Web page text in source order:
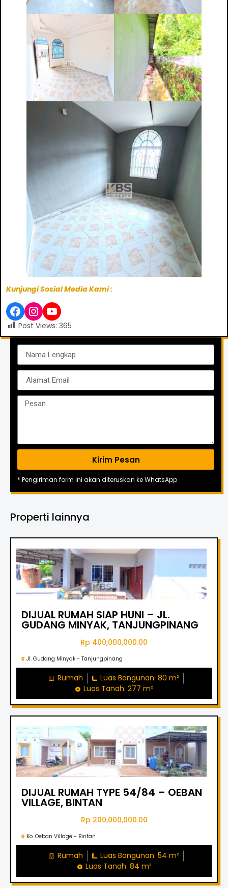
Kunjungi Sosial Media Kami :
Post Views: 365
Kirim Pesan
* Pengiriman form ini akan diteruskan ke WhatsApp
Properti lainnya
DIJUAL RUMAH SIAP HUNI – JL.
GUDANG MINYAK, TANJUNGPINANG
Rp 400,000,000.00
Jl. Gudang Minyak - Tanjungpinang
Rumah
Luas Bangunan: 80 m²
Luas Tanah: 277 m²
DIJUAL RUMAH TYPE 54/84 – OEBAN
VILLAGE, BINTAN
Rp 200,000,000.00
Ko. Oeban Village - Bintan
Rumah
Luas Bangunan: 54 m²
Luas Tanah: 84 m²